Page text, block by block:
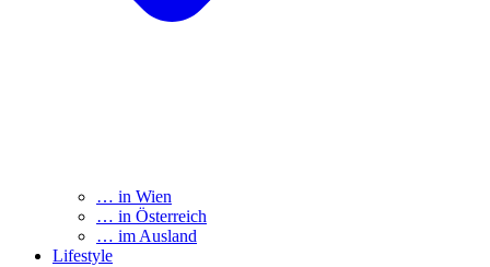
… in Wien
… in Österreich
… im Ausland
Lifestyle